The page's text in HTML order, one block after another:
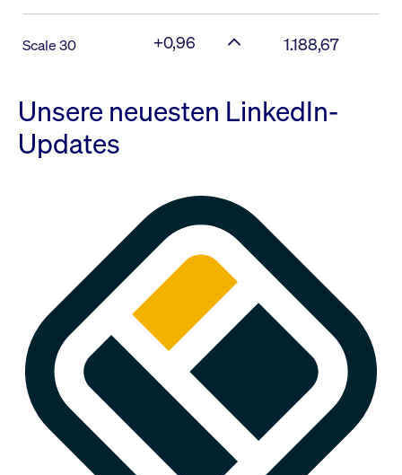
Scale 30 +0,96 1.188,67
Unsere neuesten LinkedIn-
Updates